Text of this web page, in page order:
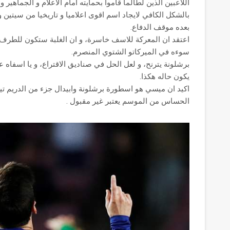
اللاعبين الذين لطالما قاموا بحمايته امام الاعلام و
بالشكل الكافي لايجاد اسم اقوى اعلاميا و تاريخيا من
بعده موقف الدفاع.
اعتقد ان المعركة للاسف خاسرة، و ان الغلبة ستكون
سوءه في الميركاتو الشتوي المنصرم.
برشلونة يترنح، و لعل الحل في صناديق الاقتراع، و يا
يكون حاله هكذا.
اكيد ان ميسي هو اسطورة برشلونة وابيدال جزء من
الحساس من الموسم يعتبر غير مقبول .